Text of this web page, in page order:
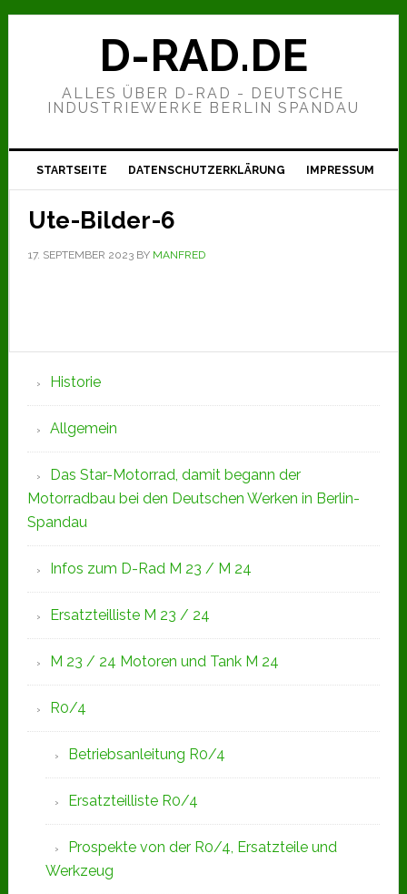
Zur
Hauptnavigation
Zum
Zur
D-RAD.DE
ALLES ÜBER D-RAD - DEUTSCHE
INDUSTRIEWERKE BERLIN SPANDAU
STARTSEITE DATENSCHUTZERKLÄRUNG IMPRESSUM
Ute-Bilder-6
17. SEPTEMBER 2023BY MANFRED
Seitenspalte
Historie
Allgemein
Das Star-Motorrad, damit begann der
Motorradbau bei den Deutschen Werken in Berlin-
Spandau
Infos zum D-Rad M 23 / M 24
Ersatzteilliste M 23 / 24
M 23 / 24 Motoren und Tank M 24
R0/4
Betriebsanleitung R0/4
Ersatzteilliste R0/4
Prospekte von der R0/4, Ersatzteile und
Werkzeug